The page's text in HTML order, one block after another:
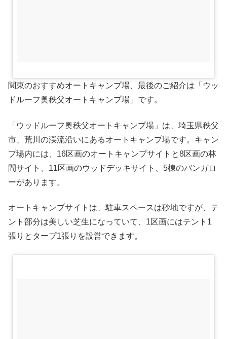
関東のおすすめオートキャンプ場、最後のご紹介は「ウッ
ドルーフ奥秩父オートキャンプ場」です。
「ウッドルーフ奥秩父オートキャンプ場」は、埼玉県秩父
市、荒川の渓流沿いにあるオートキャンプ場です。キャン
プ場内には、16区画のオートキャンプサイトと8区画の林
間サイト、11区画のウッドデッキサイト、5棟のバンガロ
ーがあります。
オートキャンプサイトは、駐車スペースは砂地ですが、テ
ント部分は美しい芝生になっていて、1区画にはテント1
張りとタープ1張りを設営できます。